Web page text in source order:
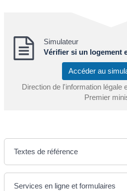
Simulateur
Vérifier si un logement
Accéder au
Direction de l'information légale
Premier
Textes de référence
Services en ligne et formulaires